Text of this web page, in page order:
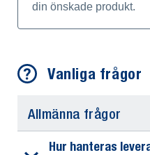
din önskade produkt.
Vanliga frågor
Allmänna frågor
Hur hanteras